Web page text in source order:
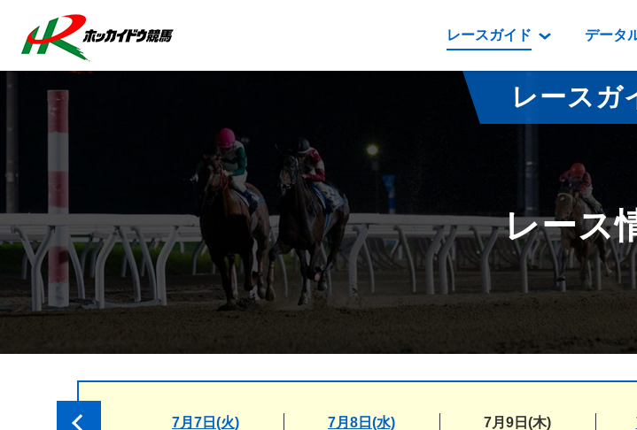
レースガイド
レース情報
払戻金一覧
騎手成績表
馬番成績表
オッズ
データ
データルーム
騎手・調教師紹介
坂路調教映像
遠征馬情報
番組編成要領
レースガ
レース
7月7日(火) 7月8日(水) 7月9日(木)